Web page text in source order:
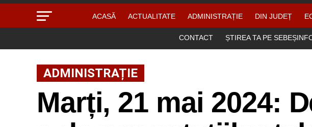
ACASĂ ACTUALITATE ADMINISTRAȚIE DIN JUDEȚ
CONTACT ȘTIREA TA PE
ADMINISTRAȚIE
Marți, 21 mai 2024: